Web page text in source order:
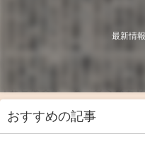
最新情
おすすめの記事